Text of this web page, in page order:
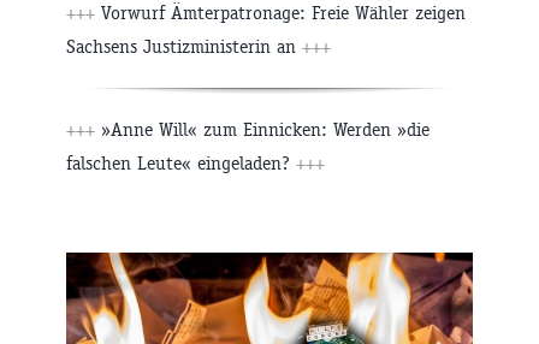
+++ Vorwurf Ämterpatronage: Freie Wähler zeigen
Sachsens Justizministerin an +++
+++ »Anne Will« zum Einnicken: Werden »die
falschen Leute« eingeladen? +++